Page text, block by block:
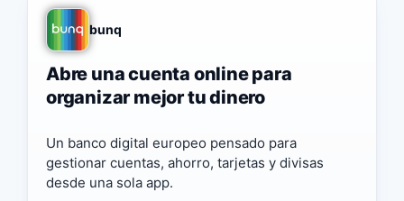
bunq
Abre una cuenta online para
organizar mejor tu dinero
Un banco digital europeo pensado para
gestionar cuentas, ahorro, tarjetas y divisas
desde una sola app.